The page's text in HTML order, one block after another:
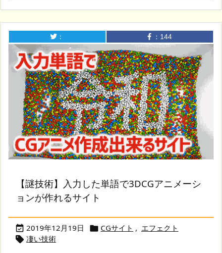
： ： 144
【謎技術】入力した単語で3DCGアニメーシ
ョンが作れるサイト
 2019年12月19日  CGサイト , エフェクト
 凄い技術